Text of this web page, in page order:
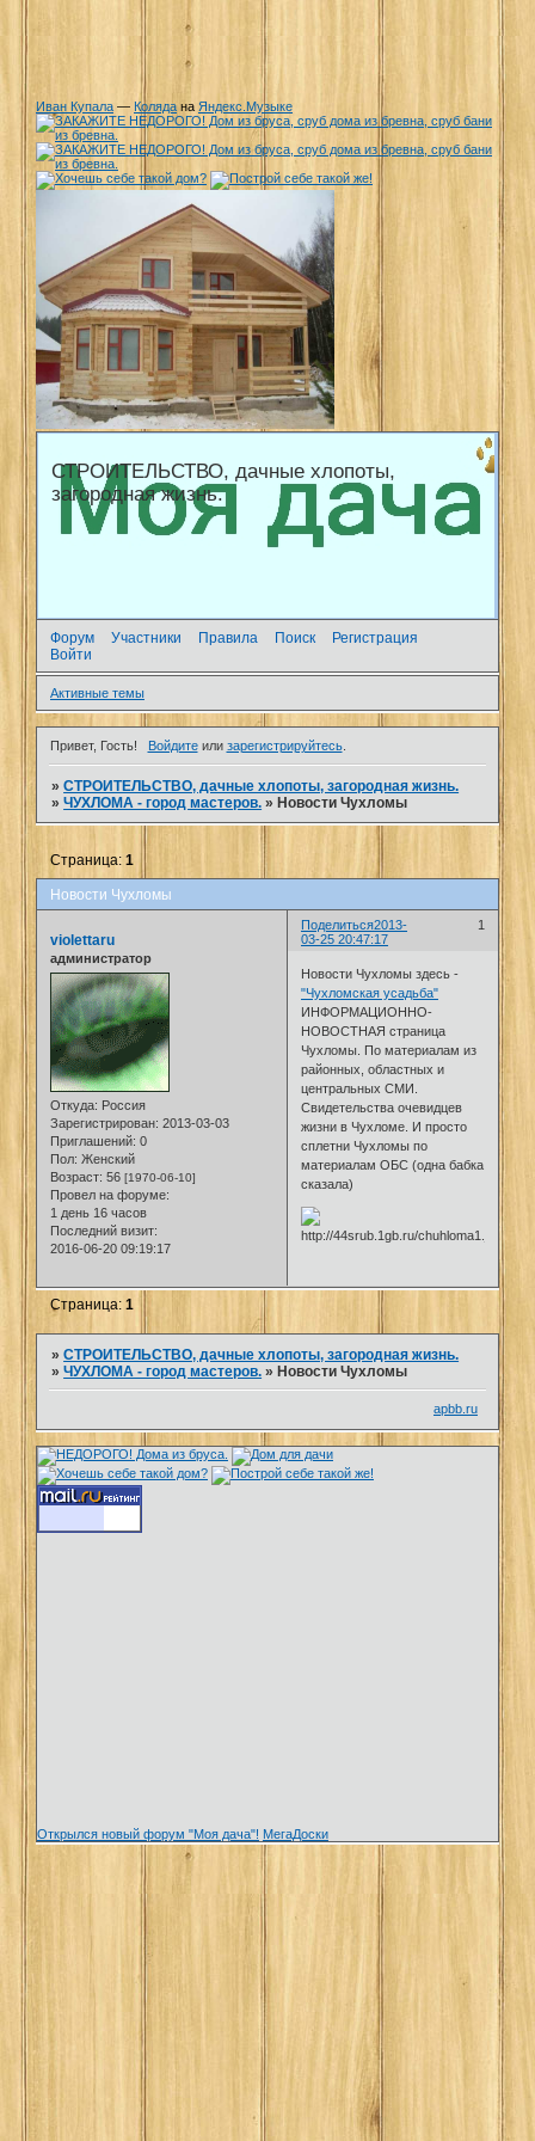
Иван Купала — Коляда на Яндекс.Музыке
СТРОИТЕЛЬСТВО, дачные хлопоты,
загородная жизнь.
Форум Участники Правила Поиск
Регистрация
Войти
Активные темы
Привет, Гость! Войдитеили зарегистрируйтесь.
»СТРОИТЕЛЬСТВО, дачные хлопоты, загородная жизнь.
»ЧУХЛОМА - город мастеров. »Новости Чухломы
Новости Чухломы
Страница:1
Поделиться 1
2013-
03-25 20:47:17
violettaru
администратор
Откуда: Россия
Зарегистрирован: 2013-03-03
Приглашений: 0
Пол: Женский
Возраст: 56 [1970-06-10]
Провел на форуме:
1 день 16 часов
Последний визит:
2016-06-20 09:19:17
Новости Чухломы здесь -
"Чухломская усадьба"
ИНФОРМАЦИОННО-
НОВОСТНАЯ страница
Чухломы. По материалам из
районных, областных и
центральных СМИ.
Свидетельства очевидцев
жизни в Чухломе. И просто
сплетни Чухломы по
материалам ОБС (одна бабка
сказала)
Страница:1
»СТРОИТЕЛЬСТВО, дачные хлопоты, загородная жизнь.
»ЧУХЛОМА - город мастеров. »Новости Чухломы
apbb.ru
Открылся новый форум "Моя дача"! МегаДоски